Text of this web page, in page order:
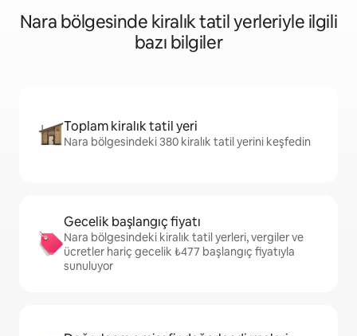
Nara bölgesinde kiralık tatil yerleriyle ilgili
bazı bilgiler
Toplam kiralık tatil yeri
Nara bölgesindeki 380 kiralık tatil yerini keşfedin
Gecelik başlangıç fiyatı
Nara bölgesindeki kiralık tatil yerleri, vergiler ve
ücretler hariç gecelik ₺477 başlangıç fiyatıyla
sunuluyor